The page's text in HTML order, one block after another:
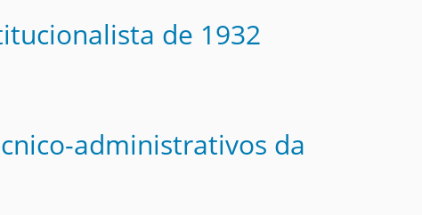
de 1932
administrativos da